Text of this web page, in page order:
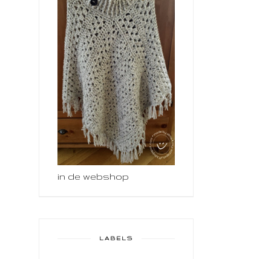
in de webshop
LABELS